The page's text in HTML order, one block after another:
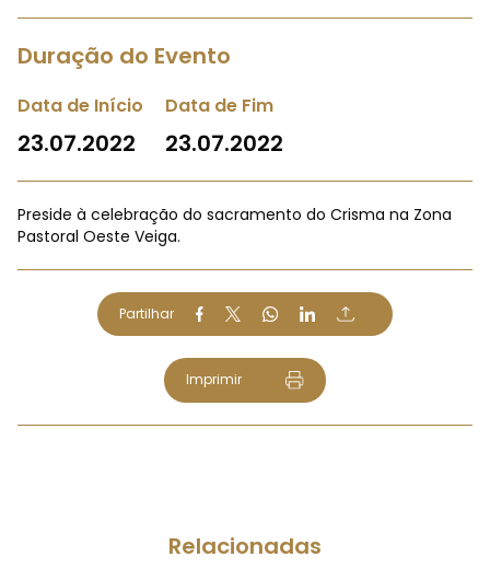
Duração do Evento
Data de Início
23.07.2022
Data de Fim
23.07.2022
Preside à celebração do sacramento do Crisma na Zona
Pastoral Oeste Veiga.
Partilhar
Imprimir
Relacionadas